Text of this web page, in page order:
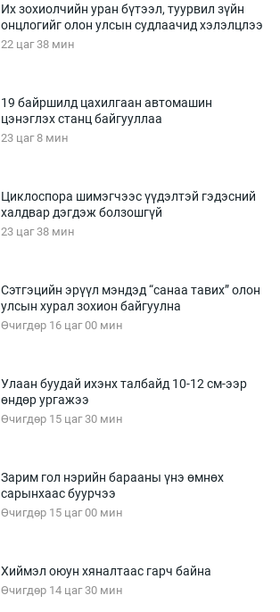
Их зохиолчийн уран бүтээл, туурвил зүйн
онцлогийг олон улсын судлаачид хэлэлцлээ
22 цаг 38 мин
19 байршилд цахилгаан автомашин
цэнэглэх станц байгууллаа
23 цаг 8 мин
Циклоспора шимэгчээс үүдэлтэй гэдэсний
халдвар дэгдэж болзошгүй
23 цаг 38 мин
Сэтгэцийн эрүүл мэндэд “санаа тавих” олон
улсын хурал зохион байгуулна
Өчигдөр 16 цаг 00 мин
Улаан буудай ихэнх талбайд 10-12 см-ээр
өндөр ургажээ
Өчигдөр 15 цаг 30 мин
Зарим гол нэрийн барааны үнэ өмнөх
сарынхаас буурчээ
Өчигдөр 15 цаг 00 мин
Хиймэл оюун хяналтаас гарч байна
Өчигдөр 14 цаг 30 мин